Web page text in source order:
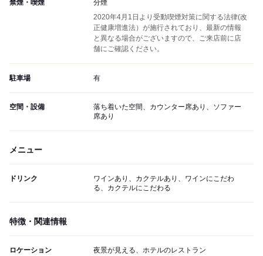
禁煙・喫煙
分煙
2020年4月1日より受動喫煙対策に関する法律(改
正健康増進法）が施行されており、最新の情報
と異なる場合がございますので、ご来店前に店
舗にご確認ください。
駐車場 有
空間・設備
落ち着いた空間、カウンター席あり、ソファー
席あり
メニュー
ドリンク
ワインあり、カクテルあり、ワインにこだわ
る、カクテルにこだわる
特徴・関連情報
ロケーション 夜景が見える、ホテルのレストラン